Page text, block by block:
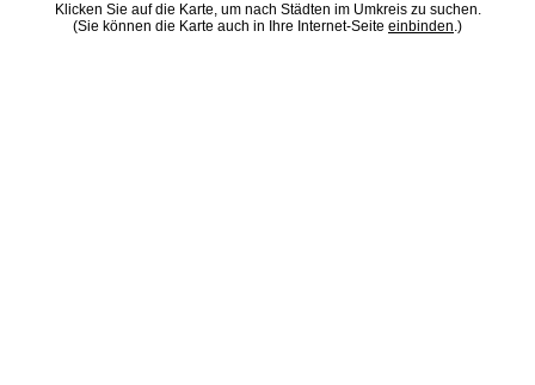
Klicken Sie auf die Karte, um nach Städten im Umkreis zu suchen.
(Sie können die Karte auch in Ihre Internet-Seite einbinden.)